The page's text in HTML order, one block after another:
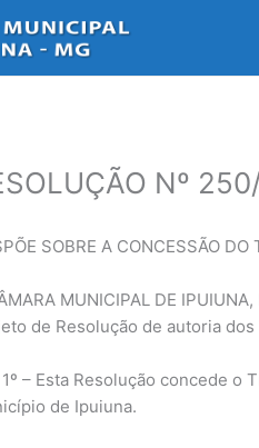
Nº
SOBRE A CONCESSÃO DO
MUNICIPAL DE
de Resolução de autoria
– Esta Resolução concede o
de Ipuiuna.